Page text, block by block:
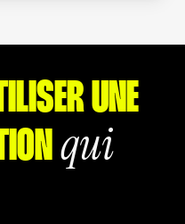
UNE
qui